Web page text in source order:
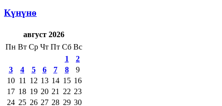
Күнүнө
август 2026
Пн Вт Ср Чт Пт Сб Вс
1
2
3
4 5 6 7 8
9
10 11 12 13 14 15 16
17 18 19 20 21 22 23
24 25 26 27 28 29 30